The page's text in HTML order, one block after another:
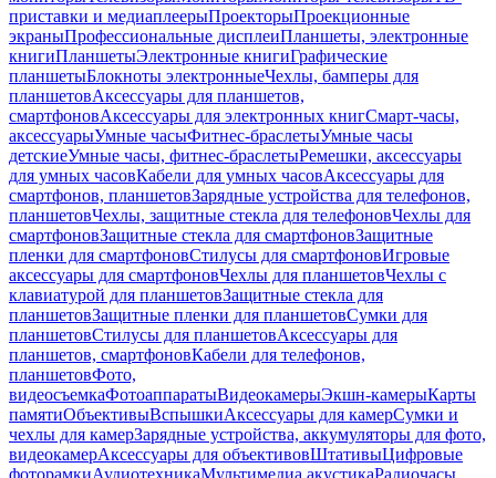
приставки и медиаплеерыПроекторыПроекционные
экраныПрофессиональные дисплеиПланшеты, электронные
книгиПланшетыЭлектронные книгиГрафические
планшетыБлокноты электронныеЧехлы, бамперы для
планшетовАксессуары для планшетов,
смартфоновАксессуары для электронных книгСмарт-часы,
аксессуарыУмные часыФитнес-браслетыУмные часы
детскиеУмные часы, фитнес-браслетыРемешки, аксессуары
для умных часовКабели для умных часовАксессуары для
смартфонов, планшетовЗарядные устройства для телефонов,
планшетовЧехлы, защитные стекла для телефоновЧехлы для
смартфоновЗащитные стекла для смартфоновЗащитные
пленки для смартфоновСтилусы для смартфоновИгровые
аксессуары для смартфоновЧехлы для планшетовЧехлы с
клавиатурой для планшетовЗащитные стекла для
планшетовЗащитные пленки для планшетовСумки для
планшетовСтилусы для планшетовАксессуары для
планшетов, смартфоновКабели для телефонов,
планшетовФото,
видеосъемкаФотоаппаратыВидеокамерыЭкшн-камерыКарты
памятиОбъективыВспышкиАксессуары для камерСумки и
чехлы для камерЗарядные устройства, аккумуляторы для фото,
видеокамерАксессуары для объективовШтативыЦифровые
фоторамкиАудиотехникаМультимедиа акустикаРадиочасы,